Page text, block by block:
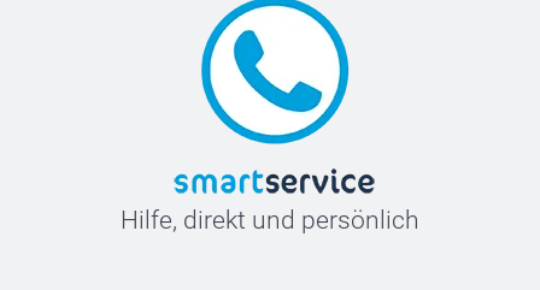
Hilfe, direkt und persönlich